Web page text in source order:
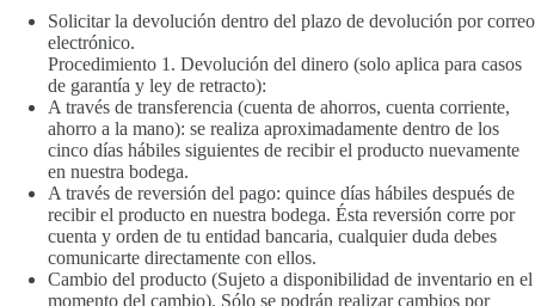
Solicitar la devolución dentro del plazo de devolución por correo
electrónico.
Procedimiento 1. Devolución del dinero (solo aplica para casos
de garantía y ley de retracto):
A través de transferencia (cuenta de ahorros, cuenta corriente,
ahorro a la mano): se realiza aproximadamente dentro de los
cinco días hábiles siguientes de recibir el producto nuevamente
en nuestra bodega.
A través de reversión del pago: quince días hábiles después de
recibir el producto en nuestra bodega. Ésta reversión corre por
cuenta y orden de tu entidad bancaria, cualquier duda debes
comunicarte directamente con ellos.
Cambio del producto (Sujeto a disponibilidad de inventario en el
momento del cambio). Sólo se podrán realizar cambios por